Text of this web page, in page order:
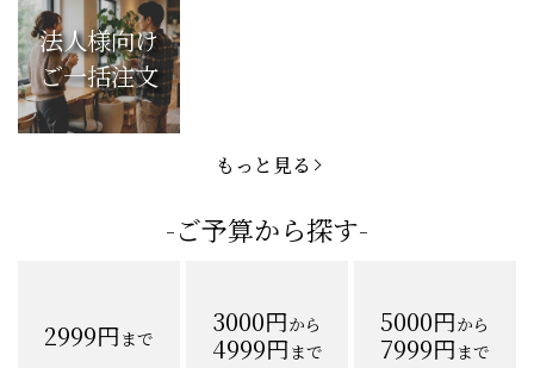
法人様向け
ご一括注文
もっと見る
-ご予算から探す-
2999円まで 3000円から
4999円まで
5000円から
7999円まで